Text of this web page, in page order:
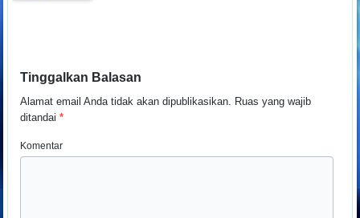
Tinggalkan Balasan
Alamat email Anda tidak akan dipublikasikan.
Ruas yang wajib
ditandai*
Komentar